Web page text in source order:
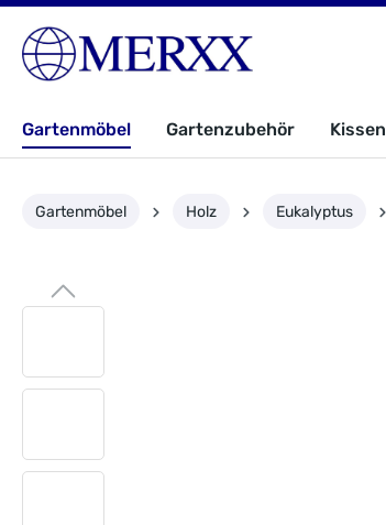
Gartenmöbel Gartenzubehör Kissen
Gartenmöbel Holz Eukalyptus